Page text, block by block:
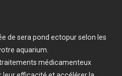
de sera pond ectopur selon les
aquarium.
médicamenteux